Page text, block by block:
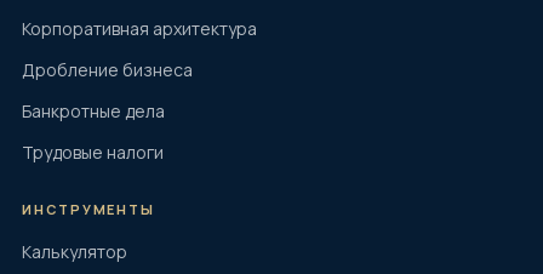
Корпоративная архитектура
Дробление бизнеса
Банкротные дела
Трудовые налоги
ИНСТРУМЕНТЫ
Калькулятор